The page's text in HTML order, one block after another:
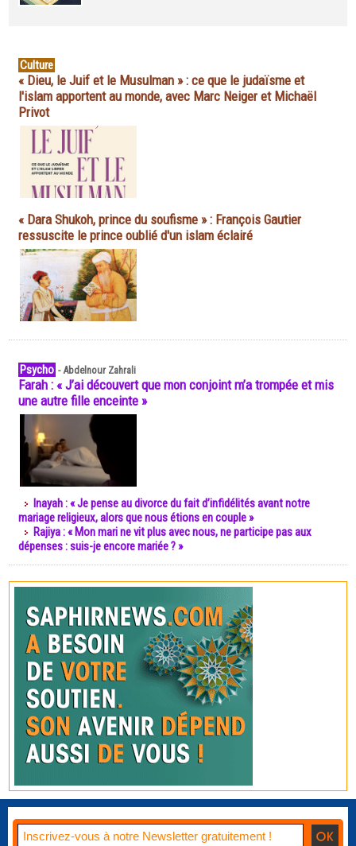
Culture
« Dieu, le Juif et le Musulman » : ce que le judaïsme et
l'islam apportent au monde, avec Marc Neiger et Michaël
Privot
« Dara Shukoh, prince du soufisme » : François Gautier
ressuscite le prince oublié d'un islam éclairé
Psycho -Abdelnour Zahrali
Farah : « J’ai découvert que mon conjoint m’a trompée et mis
une autre fille enceinte »
Inayah : « Je pense au divorce du fait d’infidélités avant notre
mariage religieux, alors que nous étions en couple »
Rajiya : « Mon mari ne vit plus avec nous, ne participe pas aux
dépenses : suis-je encore mariée ? »